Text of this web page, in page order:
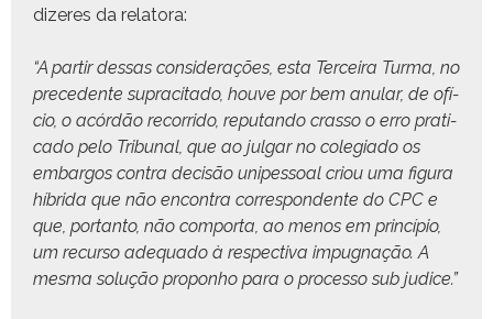
diz­eres da relatora:
“A par­tir dessas con­sid­er­ações, esta Ter­ceira Tur­ma, no
prece­dente suprac­i­ta­do, hou­ve por bem anu­lar, de ofí­
cio, o acórdão recor­ri­do, rep­utan­do cras­so o erro prat­i­
ca­do pelo Tri­bunal, que ao jul­gar no cole­gia­do os
embar­gos con­tra decisão unipes­soal criou uma figu­ra
híbri­da que não encon­tra cor­re­spon­dente do CPC e
que, por­tan­to, não com­por­ta, ao menos em princí­pio,
um recur­so ade­qua­do à respec­ti­va impug­nação. A
mes­ma solução pro­pon­ho para o proces­so sub judice.”